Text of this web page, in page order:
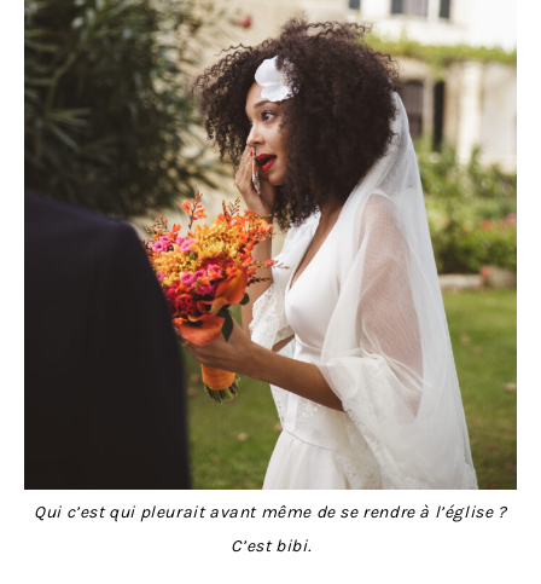
Qui c’est qui pleurait avant même de se rendre à l’église ?
C’est bibi.